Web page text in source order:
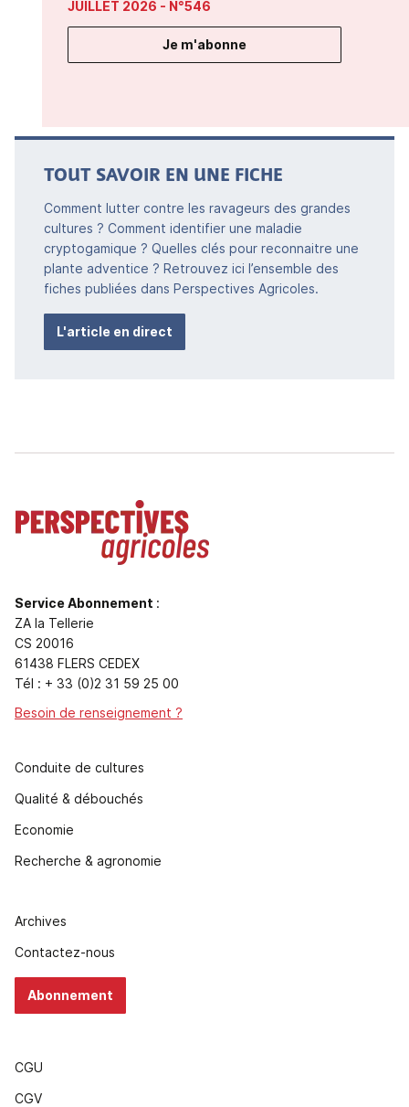
JUILLET 2026 - N°546
Je m'abonne
TOUT SAVOIR EN UNE FICHE
Comment lutter contre les ravageurs des grandes
cultures ? Comment identifier une maladie
cryptogamique ? Quelles clés pour reconnaitre une
plante adventice ? Retrouvez ici l’ensemble des
fiches publiées dans Perspectives Agricoles.
L'article en direct
Service Abonnement :
ZA la Tellerie
CS 20016
61438 FLERS CEDEX
Tél : + 33 (0)2 31 59 25 00
Besoin de renseignement ?
Conduite de cultures
Qualité & débouchés
Economie
Recherche & agronomie
Archives
Contactez-nous
Abonnement
CGU
CGV